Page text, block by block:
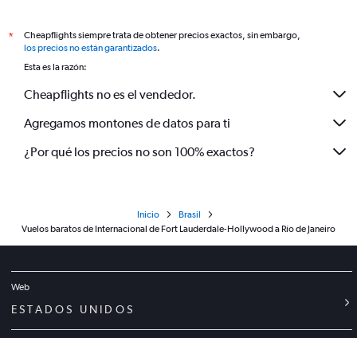
*
Cheapflights siempre trata de obtener precios exactos, sin embargo,
los precios no están garantizados.
Esta es la razón:
Cheapflights no es el vendedor.
Agregamos montones de datos para ti
¿Por qué los precios no son 100% exactos?
Inicio
Brasil
Vuelos baratos de Internacional de Fort Lauderdale-Hollywood a Río de Janeiro
Web
ESTADOS UNIDOS